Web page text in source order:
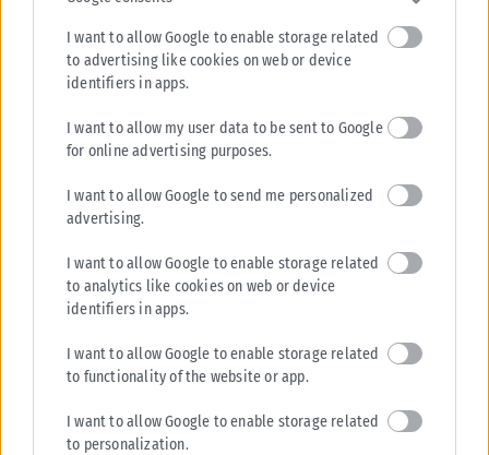
I want to allow Google to enable storage related
to advertising like cookies on web or device
identifiers in apps.
I want to allow my user data to be sent to Google
for online advertising purposes.
I want to allow Google to send me personalized
advertising.
I want to allow Google to enable storage related
to analytics like cookies on web or device
identifiers in apps.
I want to allow Google to enable storage related
to functionality of the website or app.
I want to allow Google to enable storage related
to personalization.